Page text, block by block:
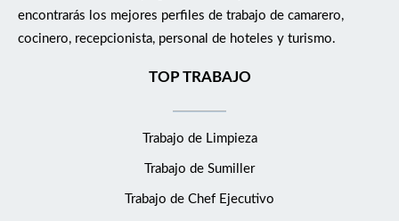
encontrarás los mejores perfiles de trabajo de camarero,
cocinero, recepcionista, personal de hoteles y turismo.
TOP TRABAJO
Trabajo de Limpieza
Trabajo de Sumiller
Trabajo de Chef Ejecutivo